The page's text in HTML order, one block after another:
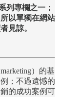
列專欄之一；
以單獨在網站
見諒。
）的基
；不過遺憾的
的成功案例可